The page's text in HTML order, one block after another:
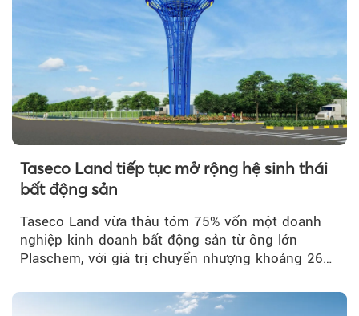
Taseco Land tiếp tục mở rộng hệ sinh thái
bất động sản
Taseco Land vừa thâu tóm 75% vốn một doanh
nghiệp kinh doanh bất động sản từ ông lớn
Plaschem, với giá trị chuyển nhượng khoảng 262